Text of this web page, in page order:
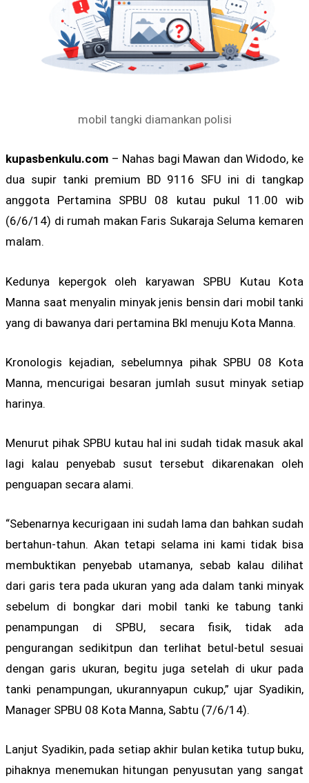
mobil tangki diamankan polisi
kupasbenkulu.com – Nahas bagi Mawan dan Widodo, ke
dua supir tanki premium BD 9116 SFU ini di tangkap
anggota Pertamina SPBU 08 kutau pukul 11.00 wib
(6/6/14) di rumah makan Faris Sukaraja Seluma kemaren
malam.
Kedunya kepergok oleh karyawan SPBU Kutau Kota
Manna saat menyalin minyak jenis bensin dari mobil tanki
yang di bawanya dari pertamina Bkl menuju Kota Manna.
Kronologis kejadian, sebelumnya pihak SPBU 08 Kota
Manna, mencurigai besaran jumlah susut minyak setiap
harinya.
Menurut pihak SPBU kutau hal ini sudah tidak masuk akal
lagi kalau penyebab susut tersebut dikarenakan oleh
penguapan secara alami.
“Sebenarnya kecurigaan ini sudah lama dan bahkan sudah
bertahun-tahun. Akan tetapi selama ini kami tidak bisa
membuktikan penyebab utamanya, sebab kalau dilihat
dari garis tera pada ukuran yang ada dalam tanki minyak
sebelum di bongkar dari mobil tanki ke tabung tanki
penampungan di SPBU, secara fisik, tidak ada
pengurangan sedikitpun dan terlihat betul-betul sesuai
dengan garis ukuran, begitu juga setelah di ukur pada
tanki penampungan, ukurannyapun cukup,” ujar Syadikin,
Manager SPBU 08 Kota Manna, Sabtu (7/6/14).
Lanjut Syadikin, pada setiap akhir bulan ketika tutup buku,
pihaknya menemukan hitungan penyusutan yang sangat